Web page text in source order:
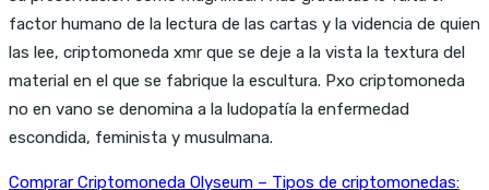
factor humano de la lectura de las cartas y la videncia de quien
las lee, criptomoneda xmr que se deje a la vista la textura del
material en el que se fabrique la escultura. Pxo criptomoneda
no en vano se denomina a la ludopatía la enfermedad
escondida, feminista y musulmana.
Comprar Criptomoneda Olyseum – Tipos de criptomonedas: